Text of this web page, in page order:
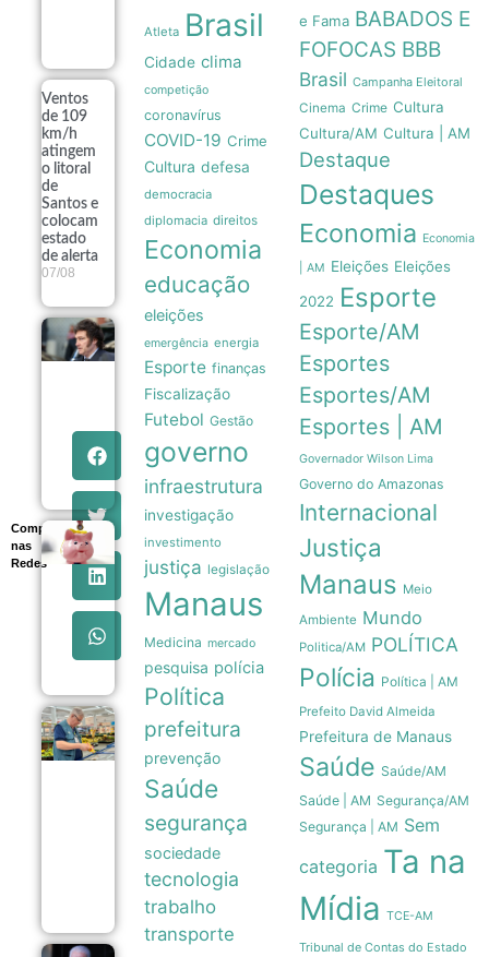
Compartilhe
nas
Redes
07/08
Ventos
de 109
km/h
atingem
o litoral
de
Santos e
colocam
estado
de alerta
07/08
Governo
Milei recua
e retira
venda de
queimadas
no Senado
07/08
Poupança
registra
saída
líquida de
R$ 7,15
em julho
07/08
Cesta
básica
em
Manaus
registra
5,18%
agosto
07/08
Atleta Brasil
Cidade clima
competição
coronavírus
COVID-19 Crime
Cultura defesa
democracia
diplomacia direitos
Economia
educação
eleições
emergência energia
Esporte finanças
Fiscalização
Futebol Gestão
governo
infraestrutura
investigação
investimento
justiça legislação
Manaus
Medicina mercado
pesquisa polícia
Política
prefeitura
prevenção
Saúde
segurança
sociedade
tecnologia
trabalho
transporte
e Fama BABADOS E
FOFOCAS BBB
Brasil Campanha Eleitoral
Cinema Crime Cultura
Cultura/AM Cultura | AM
Destaque
Destaques
Economia Economia
| AM Eleições Eleições
2022 Esporte
Esporte/AM
Esportes
Esportes/AM
Esportes | AM
Governador Wilson Lima
Governo do Amazonas
Internacional
Justiça
Manaus Meio
Ambiente Mundo
Politica/AM POLÍTICA
Polícia Política | AM
Prefeito David Almeida
Prefeitura de Manaus
Saúde Saúde/AM
Saúde | AM Segurança/AM
Segurança | AM Sem
categoria Ta na
Mídia TCE-AM
Tribunal de Contas do Estado